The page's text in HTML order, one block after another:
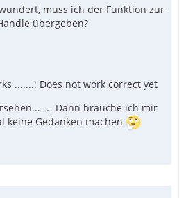
muss ich der Funktion zur
übergeben?
.......: Does not work correct yet
-.- Dann brauche ich mir
keine Gedanken machen